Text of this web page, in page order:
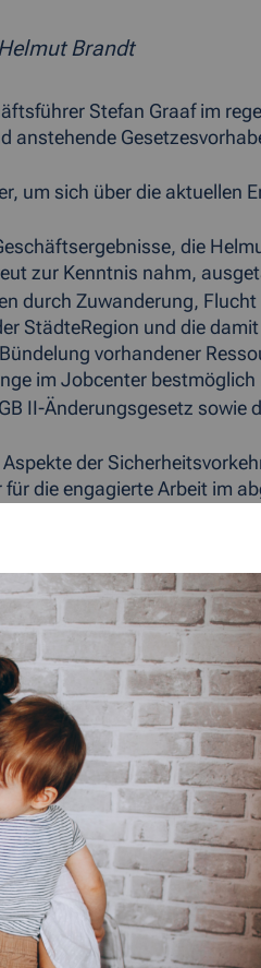
Brandt
Stefan Graaf im
anstehende
um sich über die aktuellen
die
zur Kenntnis nahm,
durch Zuwanderung,
StädteRegion und die
vorhandener
im Jobcenter bestmöglich
II-Änderungsgesetz sowie
der
die engagierte Arbeit im
Arbeit und eine große
bleiben dürfen“,
keinen Fall die